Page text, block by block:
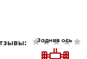
Задняя ось